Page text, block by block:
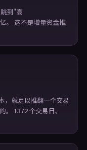
到"高
。 这不是增量资金推
，就足以推翻一个交易
1372 个交易日、